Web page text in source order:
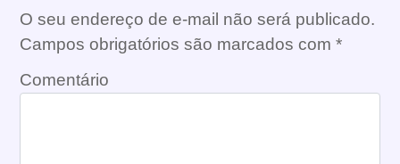
O seu endereço de e-mail não será publicado.
Campos obrigatórios são marcados com *
Comentário